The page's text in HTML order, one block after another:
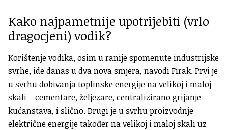
Kako najpametnije upotrijebiti (vrlo
dragocjeni) vodik?
Korištenje vodika, osim u ranije spomenute industrijske
svrhe, ide danas u dva nova smjera, navodi Firak. Prvi je
u svrhu dobivanja toplinske energije na velikoj i maloj
skali – cementare, željezare, centralizirano grijanje
kućanstava, i slično. Drugi je u svrhu proizvodnje
električne energije također na velikoj i maloj skali uz